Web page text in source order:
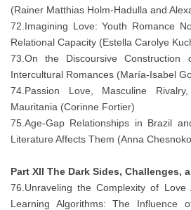
(Rainer Matthias Holm-Hadulla and
72.Imagining Love: Youth Romance
Relational Capacity (Estella Carolye
73.On the Discoursive
Intercultural Romances (María-Isabel
74.Passion Love, Masculine
Mauritania (Corinne Fortier)
75.Age-Gap Relationships in Brazil
Literature Affects Them (Anna
Part XII The Dark Sides, Challenges,
76.Unraveling the Complexity of Love
Learning Algorithms: The Influence